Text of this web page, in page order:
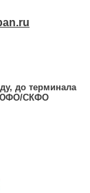
до терминала
ЮФО/СКФО